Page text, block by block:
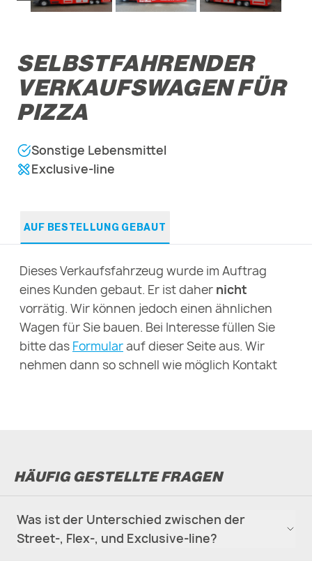
SELBSTFAHRENDER
VERKAUFSWAGEN FÜR
PIZZA
Sonstige Lebensmittel
Exclusive-line
AUF BESTELLUNG GEBAUT
Dieses Verkaufsfahrzeug wurde im Auftrag
eines Kunden gebaut. Er ist daher nicht
vorrätig. Wir können jedoch einen ähnlichen
Wagen für Sie bauen. Bei Interesse füllen Sie
bitte das Formularauf dieser Seite aus. Wir
nehmen dann so schnell wie möglich Kontakt
HÄUFIG GESTELLTE FRAGEN
Was ist der Unterschied zwischen der
Street-, Flex-, und Exclusive-line?